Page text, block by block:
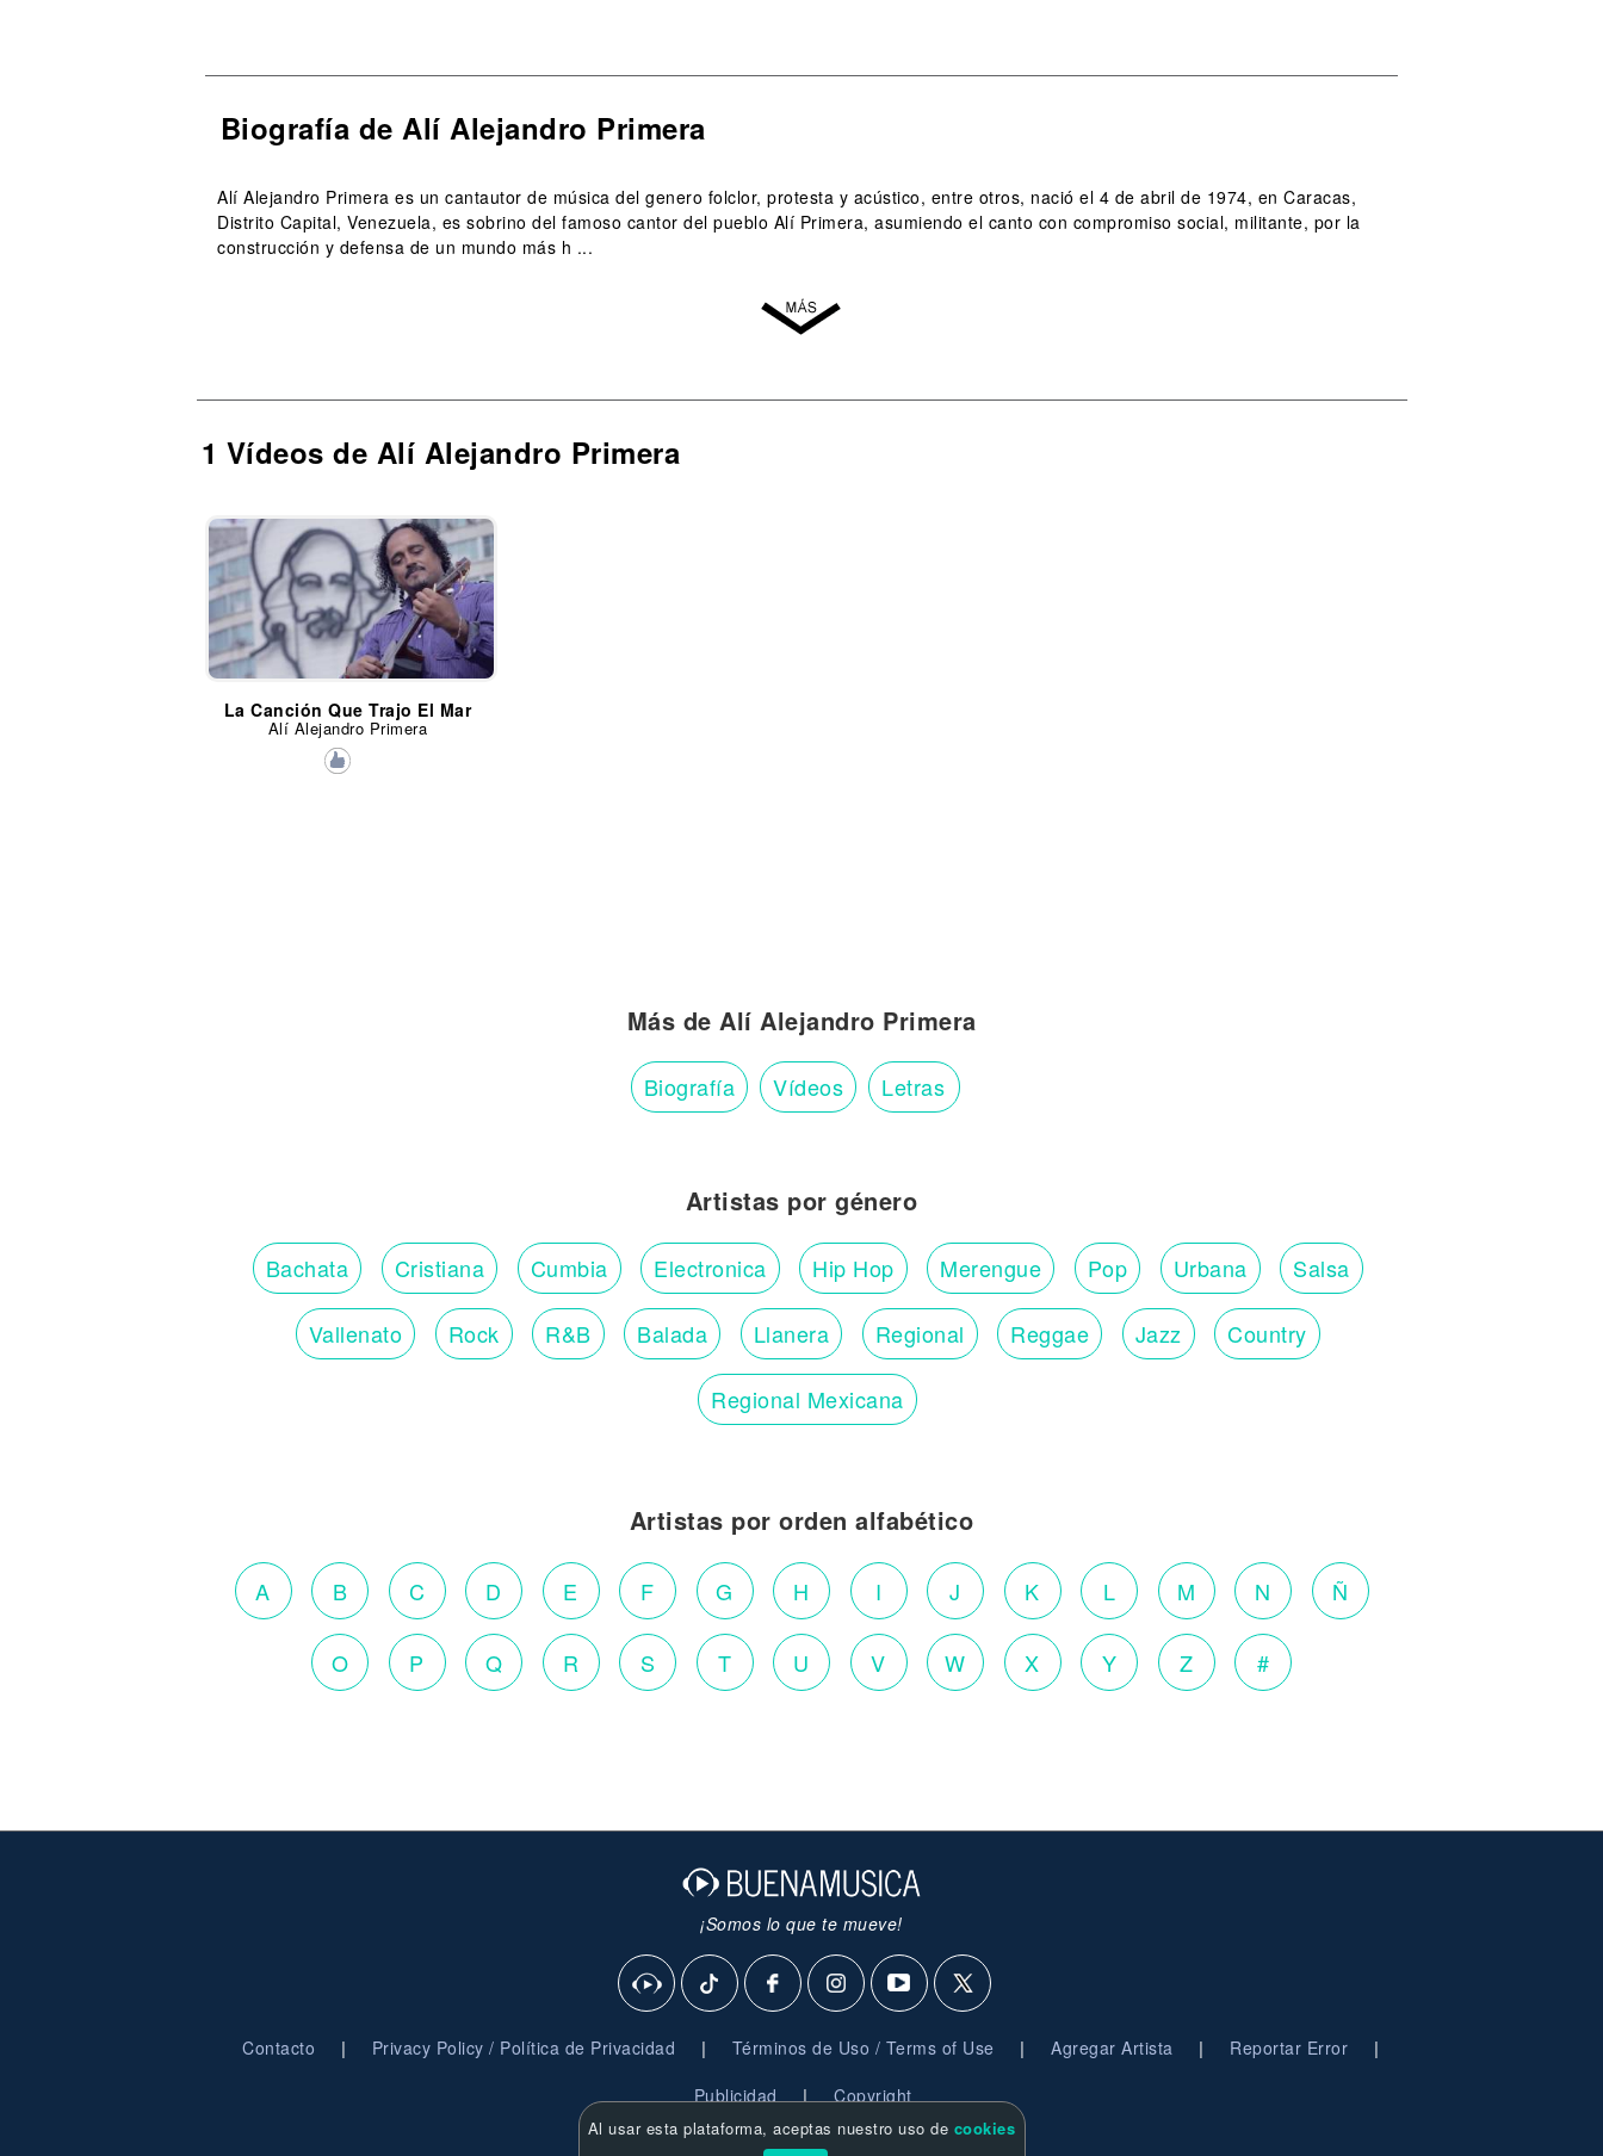
Biografía de Alí Alejandro Primera
Alí Alejandro Primera es un cantautor de música del genero folclor, protesta y acústico, entre otros, nació el 4 de abril de 1974, en Caracas,
Distrito Capital, Venezuela, es sobrino del famoso cantor del pueblo Alí Primera, asumiendo el canto con compromiso social, militante, por la
construcción y defensa de un mundo más h ...
1 Vídeos de Alí Alejandro Primera
La Canción Que Trajo El Mar
Alí Alejandro Primera
Más de Alí Alejandro Primera
Biografía Vídeos Letras
Artistas por género
Bachata Cristiana Cumbia Electronica Hip Hop Merengue Pop Urbana Salsa
Vallenato Rock R&B Balada Llanera Regional Reggae Jazz Country
Regional Mexicana
Artistas por orden alfabético
A B C D E F G H I J K L M N Ñ
O P Q R S T U V W X Y Z #
¡Somos lo que te mueve!
Contacto | Privacy Policy / Política de Privacidad | Términos de Uso / Terms of Use | Agregar Artista | Reportar Error |
Publicidad | Copyright
Al usar esta plataforma, aceptas nuestro uso de cookies